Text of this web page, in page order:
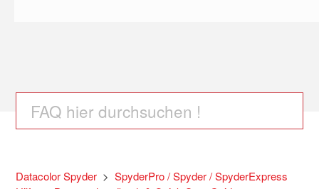
Datacolor Spyder
SpyderPro / Spyder / SpyderExpress